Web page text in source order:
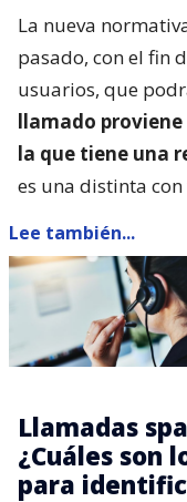
La nueva
pasado, con el fin
usuarios, que
llamado
la que tiene una
es una distinta
Lee también...
Llamadas
¿Cuáles son
para